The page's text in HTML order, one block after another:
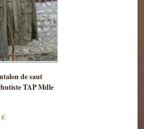
pièce
de saut
TAP Mdle
€